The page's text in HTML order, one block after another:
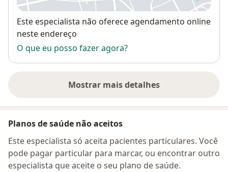
Disponibilidade
Este especialista não oferece agendamento online
neste endereço
O que eu posso fazer agora?
Mostrar mais detalhes
sobre o endereço
Planos de saúde não aceitos
Este especialista só aceita pacientes particulares. Você
pode pagar particular para marcar, ou encontrar outro
especialista que aceite o seu plano de saúde.